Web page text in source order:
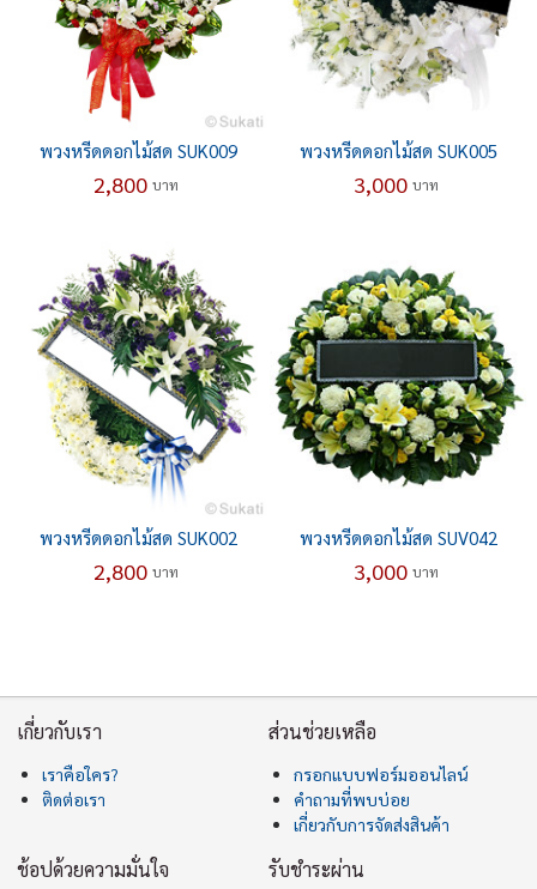
พวงหรีดดอกไม้สด SUK009
2,800 บาท
พวงหรีดดอกไม้สด SUK005
3,000 บาท
พวงหรีดดอกไม้สด SUK002
2,800 บาท
พวงหรีดดอกไม้สด SUV042
3,000 บาท
เกี่ยวกับเรา
เราคือใคร?
ติดต่อเรา
ส่วนช่วยเหลือ
กรอกแบบฟอร์มออนไลน์
คำถามที่พบบ่อย
เกี่ยวกับการจัดส่งสินค้า
ช้อปด้วยความมั่นใจ รับชำระผ่าน